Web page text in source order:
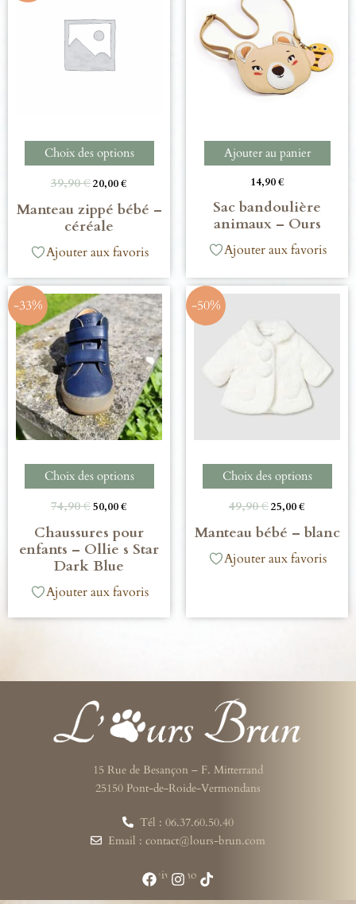
Choix des options
39,90€20,00€
Manteau zippé bébé –
céréale
Ajouter aux favoris
Ajouter au panier
14,90€
Sac bandoulière
animaux – Ours
Ajouter aux favoris
-33%
Choix des options
74,90€50,00€
Chaussures pour
enfants – Ollie s Star
Dark Blue
Ajouter aux favoris
-50%
Choix des options
49,90€25,00€
Manteau bébé – blanc
Ajouter aux favoris
15 Rue de Besançon – F. Mitterrand
25150 Pont-de-Roide-Vermondans
Tél : 06.37.60.50.40
Email : contact@lours-brun.com
Suivez-nous